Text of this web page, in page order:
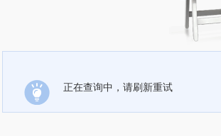
正在查询中，请刷新重试